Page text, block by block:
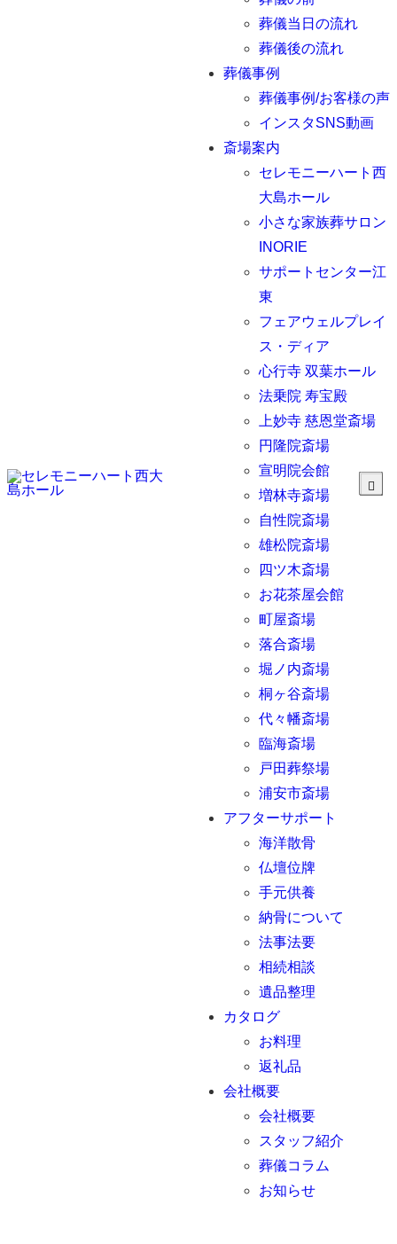
葬儀当日の流れ
葬儀後の流れ
葬儀事例
葬儀事例/お客様の声
インスタSNS動画
斎場案内
セレモニーハート西
大島ホール
小さな家族葬サロン
INORIE
サポートセンター江
東
フェアウェルプレイ
ス・ディア
心行寺 双葉ホール
法乗院 寿宝殿
上妙寺 慈恩堂斎場
円隆院斎場
宣明院会館
増林寺斎場
自性院斎場
雄松院斎場
四ツ木斎場
お花茶屋会館
町屋斎場
落合斎場
堀ノ内斎場
桐ヶ谷斎場
代々幡斎場
臨海斎場
戸田葬祭場
浦安市斎場
アフターサポート
海洋散骨
仏壇位牌
手元供養
納骨について
法事法要
相続相談
遺品整理
カタログ
お料理
返礼品
会社概要
会社概要
スタッフ紹介
葬儀コラム
お知らせ